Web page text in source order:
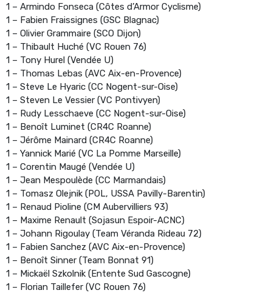
1 – Armindo Fonseca (Côtes d’Armor Cyclisme)
1 – Fabien Fraissignes (GSC Blagnac)
1 – Olivier Grammaire (SCO Dijon)
1 – Thibault Huché (VC Rouen 76)
1 – Tony Hurel (Vendée U)
1 – Thomas Lebas (AVC Aix-en-Provence)
1 – Steve Le Hyaric (CC Nogent-sur-Oise)
1 – Steven Le Vessier (VC Pontivyen)
1 – Rudy Lesschaeve (CC Nogent-sur-Oise)
1 – Benoît Luminet (CR4C Roanne)
1 – Jérôme Mainard (CR4C Roanne)
1 – Yannick Marié (VC La Pomme Marseille)
1 – Corentin Maugé (Vendée U)
1 – Jean Mespoulède (CC Marmandais)
1 – Tomasz Olejnik (POL, USSA Pavilly-Barentin)
1 – Renaud Pioline (CM Aubervilliers 93)
1 – Maxime Renault (Sojasun Espoir-ACNC)
1 – Johann Rigoulay (Team Véranda Rideau 72)
1 – Fabien Sanchez (AVC Aix-en-Provence)
1 – Benoît Sinner (Team Bonnat 91)
1 – Mickaël Szkolnik (Entente Sud Gascogne)
1 – Florian Taillefer (VC Rouen 76)